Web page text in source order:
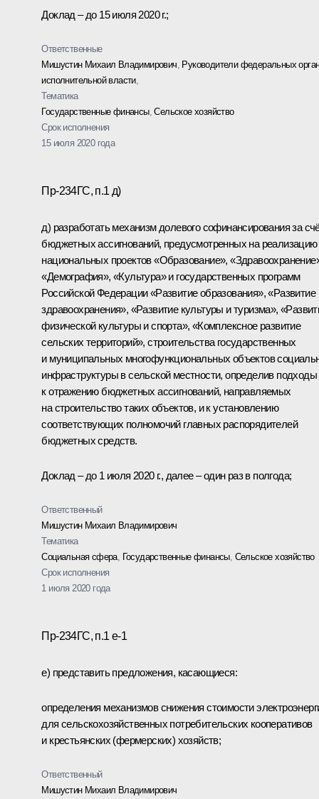
Доклад – до 15 июля 2020 г.;
Ответственные
Мишустин Михаил Владимирович Руководители федеральных
исполнительной власти,
Тематика
Государственные финансы,Сельское хозяйство
Срок исполнения
15 июля 2020 года
Пр-234ГС, п.1 д)
д) разработать механизм долевого софинансирования за
бюджетных ассигнований, предусмотренных на реализацию
национальных проектов «Образование»,
«Демография», «Культура» и государственных программ
Российской Федерации «Развитие образования», «Развитие
здравоохранения», «Развитие культуры и туризма»,
физической культуры и спорта», «Комплексное развитие
сельских территорий», строительства государственных
и муниципальных многофункциональных объектов
инфраструктуры в сельской местности, определив подходы
к отражению бюджетных ассигнований, направляемых
на строительство таких объектов, и к установлению
соответствующих полномочий главных распорядителей
бюджетных средств.
Доклад – до 1 июля 2020 г., далее – один раз в полгода;
Ответственный
Мишустин Михаил Владимирович
Тематика
Социальная сфера, Государственные финансы, Сельское хозяйство
Срок исполнения
1 июля 2020 года
Пр-234ГС, п.1 е-1
е) представить предложения, касающиеся:
определения механизмов снижения стоимости
для сельскохозяйственных потребительских кооперативов
и крестьянских (фермерских) хозяйств;
Ответственный
Мишустин Михаил Владимирович